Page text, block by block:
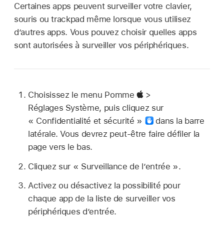
Certaines apps peuvent surveiller votre clavier,
souris ou trackpad même lorsque vous utilisez
d’autres apps. Vous pouvez choisir quelles apps
sont autorisées à surveiller vos périphériques.
Choisissez le menu Pomme
>
Réglages Système, puis cliquez sur
« Confidentialité et sécurité »
dans la barre
latérale. Vous devrez peut-être faire défiler la
page vers le bas.
Cliquez sur « Surveillance de l’entrée ».
Activez ou désactivez la possibilité pour
chaque app de la liste de surveiller vos
périphériques d’entrée.